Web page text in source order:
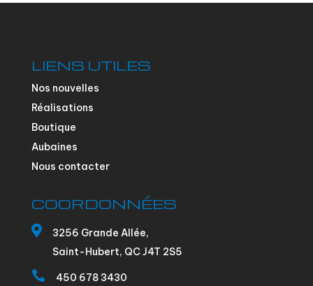
LIENS UTILES
Nos nouvelles
Réalisations
Boutique
Aubaines
Nous contacter
COORDONNÉES

3256 Grande Allée,
Saint-Hubert, QC J4T 2S5
 450 678 3430